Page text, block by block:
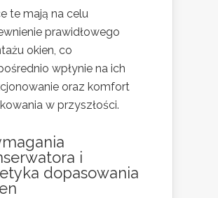
te mają na celu
prawidłowego
okien, co
wpłynie na ich
oraz komfort
w przyszłości.
i
dopasowania